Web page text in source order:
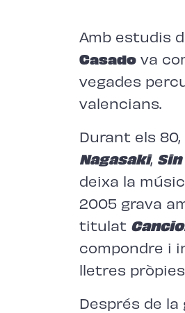
Amb estudis
Casado va
vegades
valencians.
Durant els
Nagasaki,
deixa la
2005 grava
titulat
compondre i
lletres
Després de la